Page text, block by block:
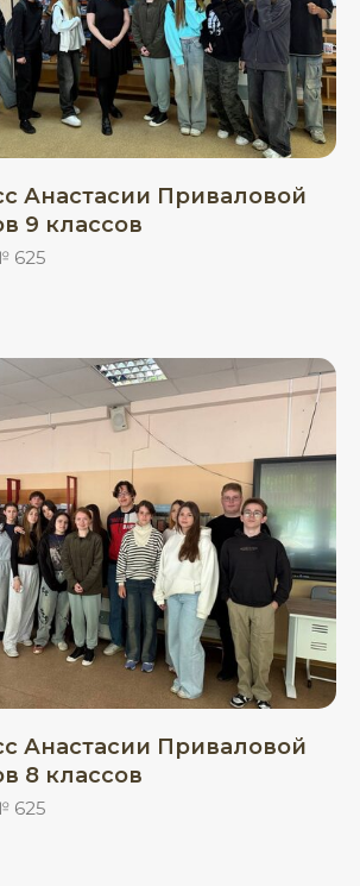
Анастасии Приваловой
9 классов
625
Анастасии Приваловой
8 классов
625